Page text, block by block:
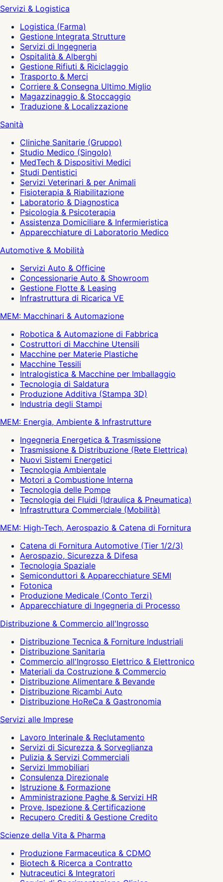
Servizi & Logistica
Logistica (Farma)
Gestione Integrata Strutture
Servizi di Ingegneria
Ospitalità & Alberghi
Gestione Rifiuti & Riciclaggio
Trasporto & Merci
Corriere & Consegna Ultimo Miglio
Magazzinaggio & Stoccaggio
Traduzione & Localizzazione
Sanità
Cliniche Sanitarie (Gruppo)
Studio Medico (Singolo)
MedTech & Dispositivi Medici
Studi Dentistici
Servizi Veterinari & per Animali
Fisioterapia & Riabilitazione
Laboratorio & Diagnostica
Psicologia & Psicoterapia
Assistenza Domiciliare & Infermieristica
Apparecchiature di Laboratorio Medico
Automotive & Mobilità
Servizi Auto & Officine
Concessionarie Auto & Showroom
Gestione Flotte & Leasing
Infrastruttura di Ricarica VE
MEM: Macchinari & Automazione
Robotica & Automazione di Fabbrica
Costruttori di Macchine Utensili
Macchine per Materie Plastiche
Macchine Tessili
Intralogistica & Macchine per Imballaggio
Tecnologia di Saldatura
Produzione Additiva (Stampa 3D)
Industria degli Stampi
MEM: Energia, Ambiente & Infrastrutture
Ingegneria Energetica & Trasmissione
Trasmissione & Distribuzione (Rete Elettrica)
Nuovi Sistemi Energetici
Tecnologia Ambientale
Motori a Combustione Interna
Tecnologia delle Pompe
Tecnologia dei Fluidi (Idraulica & Pneumatica)
Infrastruttura Commerciale (Mobilità)
MEM: High-Tech, Aerospazio & Catena di Fornitura
Catena di Fornitura Automotive (Tier 1/2/3)
Aerospazio, Sicurezza & Difesa
Tecnologia Spaziale
Semiconduttori & Apparecchiature SEMI
Fotonica
Produzione Medicale (Conto Terzi)
Apparecchiature di Ingegneria di Processo
Distribuzione & Commercio all'Ingrosso
Distribuzione Tecnica & Forniture Industriali
Distribuzione Sanitaria
Commercio all'Ingrosso Elettrico & Elettronico
Materiali da Costruzione & Commercio
Distribuzione Alimentare & Bevande
Distribuzione Ricambi Auto
Distribuzione HoReCa & Gastronomia
Servizi alle Imprese
Lavoro Interinale & Reclutamento
Servizi di Sicurezza & Sorveglianza
Pulizia & Servizi Commerciali
Servizi Immobiliari
Consulenza Direzionale
Istruzione & Formazione
Amministrazione Paghe & Servizi HR
Prove, Ispezione & Certificazione
Recupero Crediti & Gestione Credito
Scienze della Vita & Pharma
Produzione Farmaceutica & CDMO
Biotech & Ricerca a Contratto
Nutraceutici & Integratori